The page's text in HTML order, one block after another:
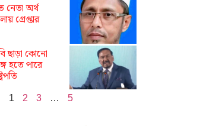
নেতা অর্থ
গ্রেপ্তার
ছাড়া কোনো
হতে পারে
1 2 3 … 5